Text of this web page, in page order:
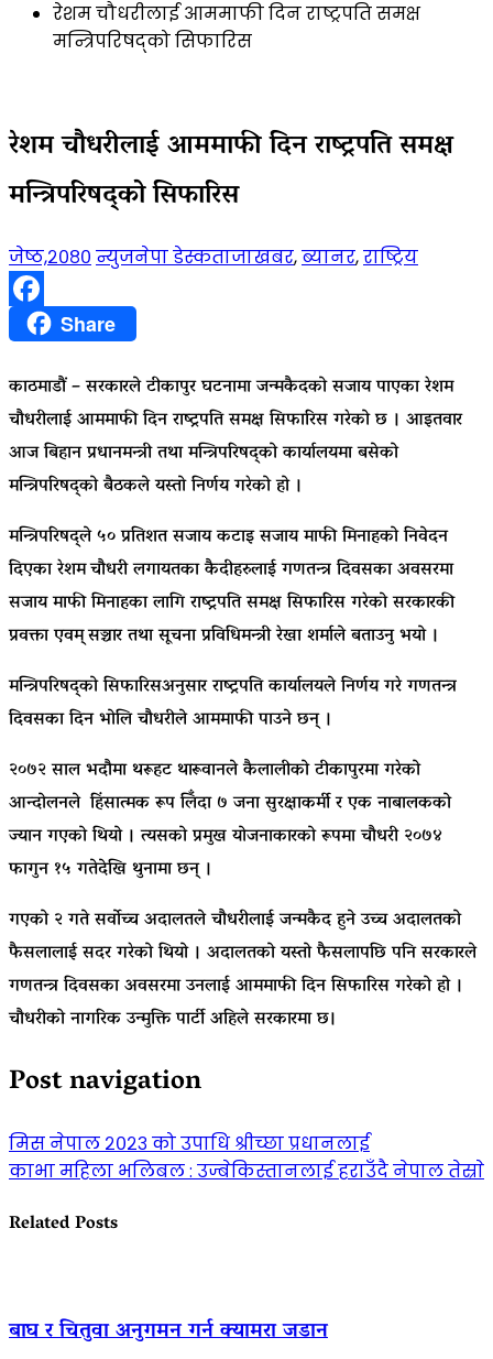
रेशम चौधरीलाई आममाफी दिन राष्ट्रपति समक्ष
मन्त्रिपरिषद्को सिफारिस
रेशम चौधरीलाई आममाफी दिन राष्ट्रपति समक्ष
मन्त्रिपरिषद्को सिफारिस
जेष्ठ,२०८० न्युजनेपा डेस्कताजाखबर,ब्यानर,राष्ट्रिय
FacebookShare
काठमाडौं – सरकारले टीकापुर घटनामा जन्मकैदको सजाय पाएका रेशम
चौधरीलाई आममाफी दिन राष्ट्रपति समक्ष सिफारिस गरेको छ । आइतवार
आज बिहान प्रधानमन्त्री तथा मन्त्रिपरिषद्को कार्यालयमा बसेको
मन्त्रिपरिषद्को बैठकले यस्ताे निर्णय गरेको हो ।
मन्त्रिपरिषद्ले ५० प्रतिशत सजाय कटाइ सजाय माफी मिनाहको निवेदन
दिएका रेशम चौधरी लगायतका कैदीहरुलाई गणतन्त्र दिवसका अवसरमा
सजाय माफी मिनाहका लागि राष्ट्रपति समक्ष सिफारिस गरेकाे सरकारकी
प्रवक्ता एवम् सञ्चार तथा सूचना प्रविधिमन्त्री रेखा शर्माले बताउनु भयो ।
मन्त्रिपरिषद्को सिफारिसअनुसार राष्ट्रपति कार्यालयले निर्णय गरे गणतन्त्र
दिवसका दिन भोलि चौधरीले आममाफी पाउने छन् ।
२०७२ साल भदौमा थरूहट थारूवानले कैलालीको टीकापुरमा गरेको
आन्दोलनले हिंसात्मक रूप लिँदा ७ जना सुरक्षाकर्मी र एक नाबालकको
ज्यान गएको थियो । त्यसको प्रमुख योजनाकारको रूपमा चौधरी २०७४
फागुन १५ गतेदेखि थुनामा छन् ।
गएको २ गते सर्वोच्च अदालतले चौधरीलाई जन्मकैद हुने उच्च अदालतको
फैसलालाई सदर गरेको थियो । अदालतको यस्तो फैसलापछि पनि सरकारले
गणतन्त्र दिवसका अवसरमा उनलाई आममाफी दिन सिफारिस गरेको हो ।
चौधरीको नागरिक उन्मुक्ति पार्टी अहिले सरकारमा छ।
Post navigation
मिस नेपाल २०२३ को उपाधि श्रीच्छा प्रधानलाई
काभा महिला भलिबल : उज्बेकिस्तानलाई हराउँदै नेपाल तेस्राे
Related Posts
बाघ र चितुवा अनुगमन गर्न क्यामरा जडान